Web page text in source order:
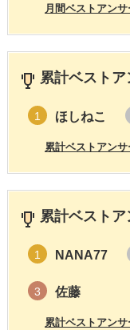
月間ベストアン
累計ベスト
1 ほしねこ
累計ベストアン
累計ベスト
1 NANA77
3 佐藤
累計ベストアン